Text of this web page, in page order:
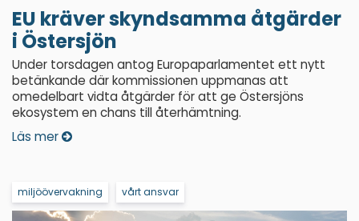
EU kräver skyndsamma åtgärder
i Östersjön
Under torsdagen antog Europaparlamentet ett nytt
betänkande där kommissionen uppmanas att
omedelbart vidta åtgärder för att ge Östersjöns
ekosystem en chans till återhämtning.
Läs mer
miljöövervakning vårt ansvar